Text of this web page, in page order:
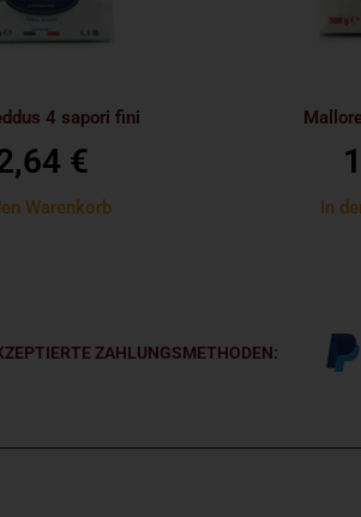
4 sapori fini
€
Warenkorb In
ZAHLUNGSMETHODEN: